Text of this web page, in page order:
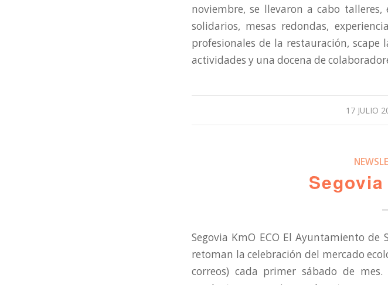
noviembre, se llevaron a cabo talleres,
solidarios, mesas redondas,
profesionales de la restauración,
actividades y una docena de
17 JULIO
Segovia KmO ECO El Ayuntamiento
retoman la celebración del mercado
correos) cada primer sábado de